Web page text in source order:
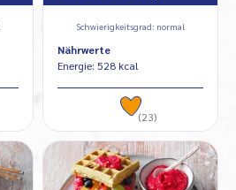
Schwierigkeitsgrad: normal
Nährwerte
Energie: 528 kcal
(23)